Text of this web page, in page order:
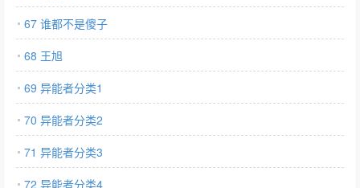
67 谁都不是傻子
68 王旭
69 异能者分类1
70 异能者分类2
71 异能者分类3
72 异能者分类4